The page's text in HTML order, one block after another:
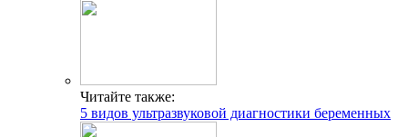
Читайте также:
5 видов ультразвуковой диагностики беременных